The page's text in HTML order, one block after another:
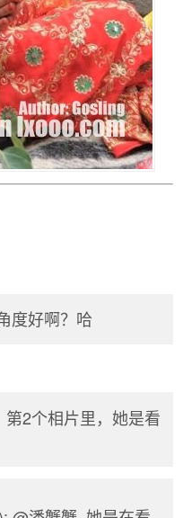
度好啊？哈
2个相片里，她是看